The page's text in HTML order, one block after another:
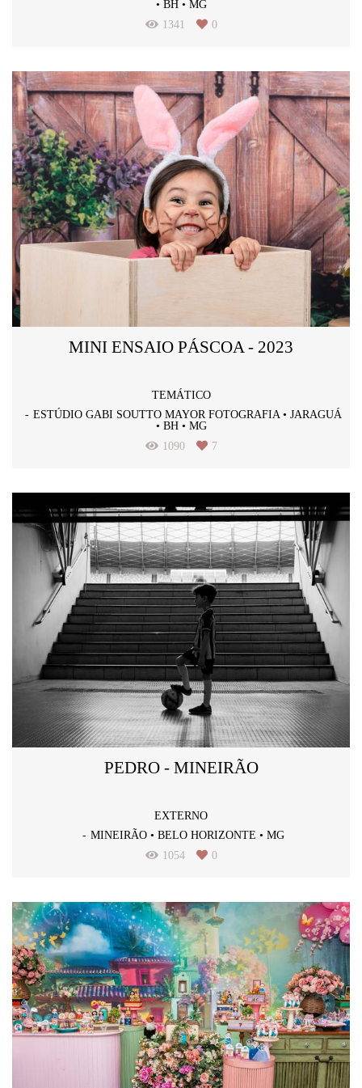
• BH • MG
1341
0
MINI ENSAIO PÁSCOA - 2023
TEMÁTICO
ESTÚDIO GABI SOUTTO MAYOR FOTOGRAFIA • JARAGUÁ
• BH • MG
1090
7
PEDRO - MINEIRÃO
EXTERNO
MINEIRÃO • BELO HORIZONTE • MG
1054
0